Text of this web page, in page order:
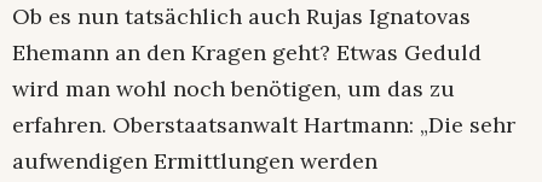
Ob es nun tatsächlich auch Rujas Ignatovas
Ehemann an den Kragen geht? Etwas Geduld
wird man wohl noch benötigen, um das zu
erfahren. Oberstaatsanwalt Hartmann: „Die sehr
aufwendigen Ermittlungen werden